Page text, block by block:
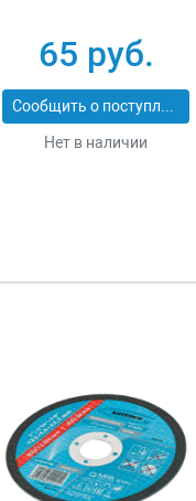
65 руб.
Сообщить о поступлении
Нет в наличии